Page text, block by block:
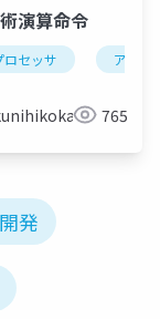
出し ブレーク
演算命令
ロセッサ アセン
765
発